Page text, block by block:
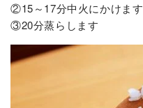
②15～17分中火にかけます
③20分蒸らします